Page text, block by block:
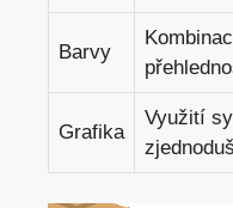
Barvy
Grafika
Využití